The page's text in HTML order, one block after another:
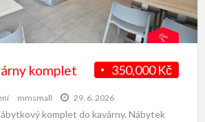
350,000 Kč
komplet
mmsmall 29. 6. 2026
komplet do kavárny. Nábytek